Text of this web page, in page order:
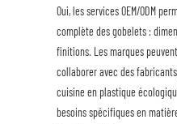
Oui, les services OEM/ODM
complète des gobelets :
finitions. Les marques
collaborer avec des
cuisine en plastique
besoins spécifiques en